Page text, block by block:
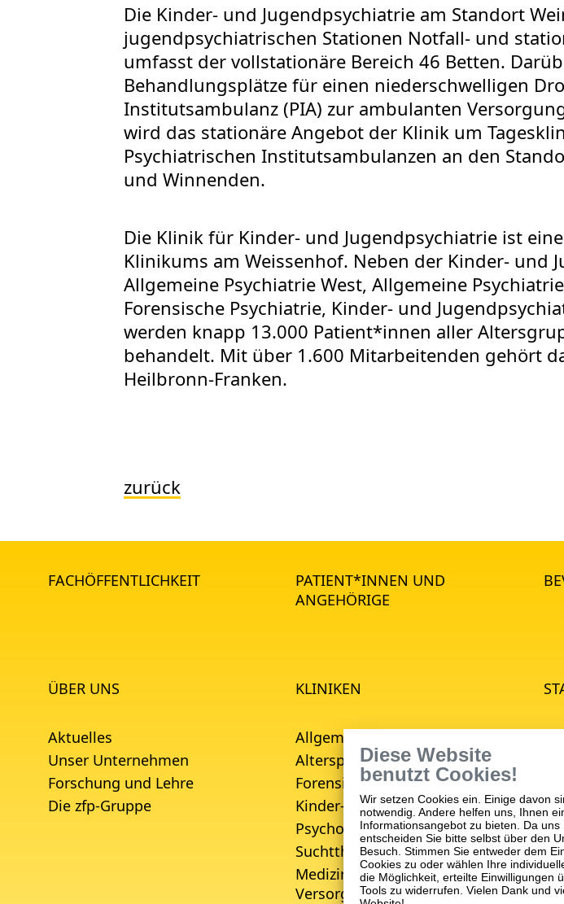
Die Kinder- und Jugendpsychiatrie am Standort
jugendpsychiatrischen Stationen Notfall- und
umfasst der vollstationäre Bereich 46 Betten.
Behandlungsplätze für einen niederschwelligen
Institutsambulanz (PIA) zur ambulanten
wird das stationäre Angebot der Klinik um
Psychiatrischen Institutsambulanzen an den
und Winnenden.
Die Klinik für Kinder- und Jugendpsychiatrie ist
Klinikums am Weissenhof. Neben der Kinder- und
Allgemeine Psychiatrie West, Allgemeine
Forensische Psychiatrie, Kinder- und
werden knapp 13.000 Patient*innen aller
behandelt. Mit über 1.600 Mitarbeitenden gehört
Heilbronn-Franken.
zurück
FACHÖFFENTLICHKEIT
PATIENT*INNEN UND
ANGEHÖRIGE
ÜBER UNS
Aktuelles
Unser Unternehmen
Forschung und Lehre
Die zfp-Gruppe
KLINIKEN
Allgemeine Psychiatrie
Alterspsychiatrie
Forensische Psychiatrie
Kinder- und Jugendpsychiatrie
Psychosomatische Medizin
Suchttherapie
Medizinisches
Versorgungszentrum (MVZ)
Diese Website
benutzt Cookies!
Wir setzen Cookies ein. Einige davon
notwendig. Andere helfen uns, Ihnen
Informationsangebot zu bieten. Da uns
entscheiden Sie bitte selbst über den
Besuch. Stimmen Sie entweder dem
Cookies zu oder wählen Ihre
die Möglichkeit, erteilte Einwilligungen
Tools zu widerrufen. Vielen Dank und